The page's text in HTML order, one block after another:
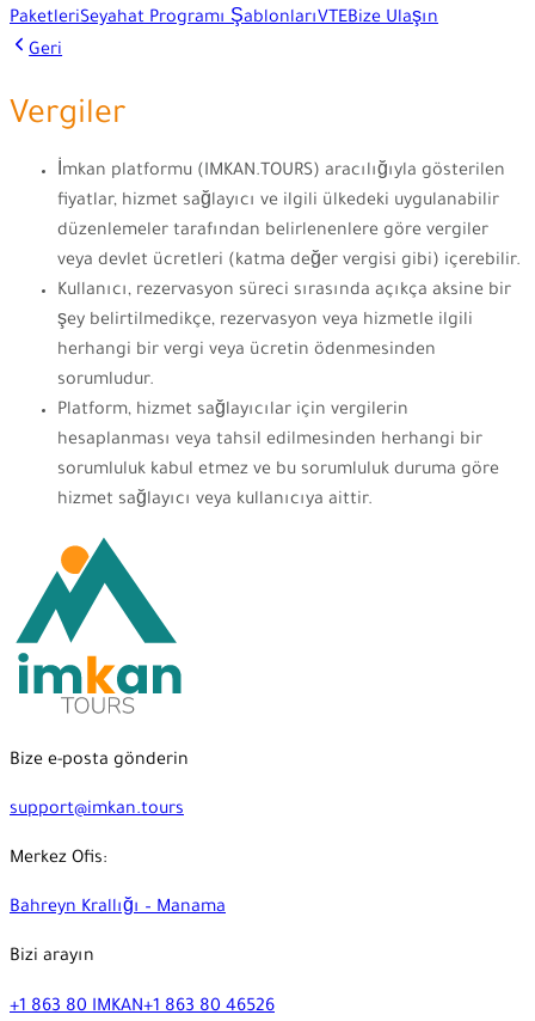
PaketleriSeyahat Programı ŞablonlarıVTEBize Ulaşın
Geri
Vergiler
İmkan platformu (IMKAN.TOURS) aracılığıyla gösterilen
fiyatlar, hizmet sağlayıcı ve ilgili ülkedeki uygulanabilir
düzenlemeler tarafından belirlenenlere göre vergiler
veya devlet ücretleri (katma değer vergisi gibi) içerebilir.
Kullanıcı, rezervasyon süreci sırasında açıkça aksine bir
şey belirtilmedikçe, rezervasyon veya hizmetle ilgili
herhangi bir vergi veya ücretin ödenmesinden
sorumludur.
Platform, hizmet sağlayıcılar için vergilerin
hesaplanması veya tahsil edilmesinden herhangi bir
sorumluluk kabul etmez ve bu sorumluluk duruma göre
hizmet sağlayıcı veya kullanıcıya aittir.
Bize e-posta gönderin
support@imkan.tours
Merkez Ofis:
Bahreyn Krallığı – Manama
Bizi arayın
+1 863 80 IMKAN+1 863 80 46526